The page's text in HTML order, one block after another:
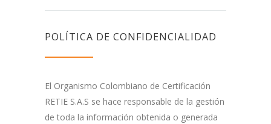
POLÍTICA DE CONFIDENCIALIDAD
El Organismo Colombiano de Certificación
RETIE S.A.S se hace responsable de la gestión
de toda la información obtenida o generada